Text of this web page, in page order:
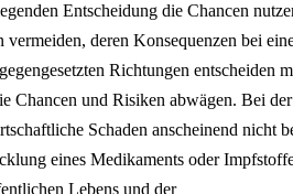
Entscheidung die Chancen
deren Konsequenzen bei
Richtungen entscheiden
Chancen und Risiken abwägen. Bei
Schaden anscheinend nicht
eines Medikaments oder
Lebens und der